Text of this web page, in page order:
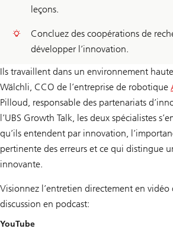
leçons.
Concluez des coopérations de
développer l’innovation.
Ils travaillent dans un environnement
Wälchli, CCO de l’entreprise de robotique
Pilloud, responsable des partenariats
l’UBS Growth Talk, les deux spécialistes
qu’ils entendent par innovation,
pertinente des erreurs et ce qui distingue
innovante.
Visionnez l’entretien directement en vidéo
discussion en podcast:
YouTube